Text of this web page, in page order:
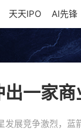
天天IPO AI先锋
出一家商
发展竞争激烈，蓝